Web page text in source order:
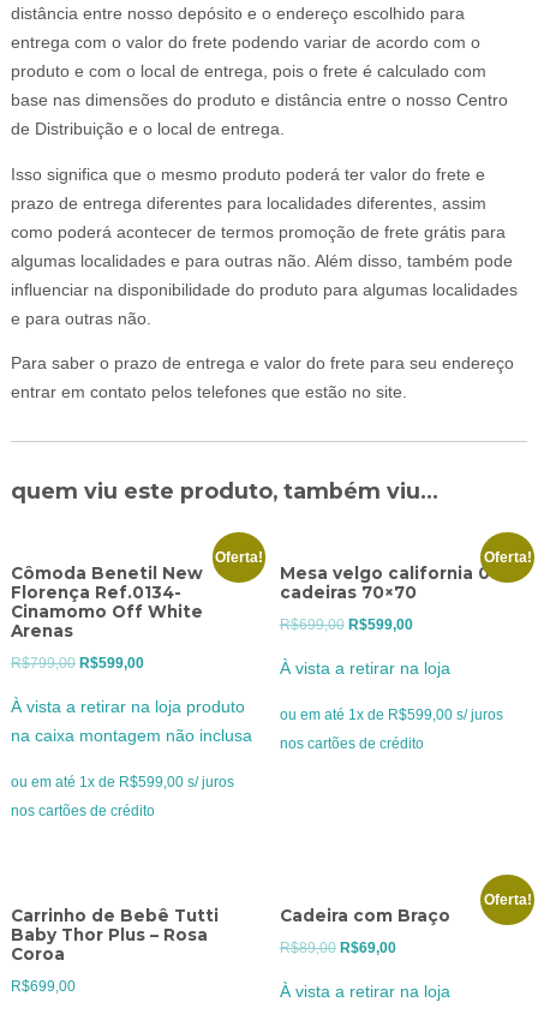
distância entre nosso depósito e o endereço escolhido para
entrega com o valor do frete podendo variar de acordo com o
produto e com o local de entrega, pois o frete é calculado com
base nas dimensões do produto e distância entre o nosso Centro
de Distribuição e o local de entrega.
Isso significa que o mesmo produto poderá ter valor do frete e
prazo de entrega diferentes para localidades diferentes, assim
como poderá acontecer de termos promoção de frete grátis para
algumas localidades e para outras não. Além disso, também pode
influenciar na disponibilidade do produto para algumas localidades
e para outras não.
Para saber o prazo de entrega e valor do frete para seu endereço
entrar em contato pelos telefones que estão no site.
quem viu este produto, também viu...
Oferta!
Cômoda Benetil New
Florença Ref.0134-
Cinamomo Off White
Arenas
R$799,00 O
R$799,00.
R$599,00O
atual
R$599,00.
À vista a retirar na loja produto
na caixa montagem não inclusa
ou em até 1x de R$599,00 s/ juros
nos cartões de crédito
Oferta!
Mesa velgo california 04
cadeiras 70×70
R$699,00 O
era:
R$699,00.
R$599,00O
atual
é:
R$599,00.
À vista a retirar na loja
ou em até 1x de R$599,00 s/ juros
nos cartões de crédito
Carrinho de Bebê Tutti
Baby Thor Plus – Rosa
Coroa
R$699,00
Oferta!
Cadeira com Braço
R$89,00 O
R$69,00O
À vista a retirar na loja